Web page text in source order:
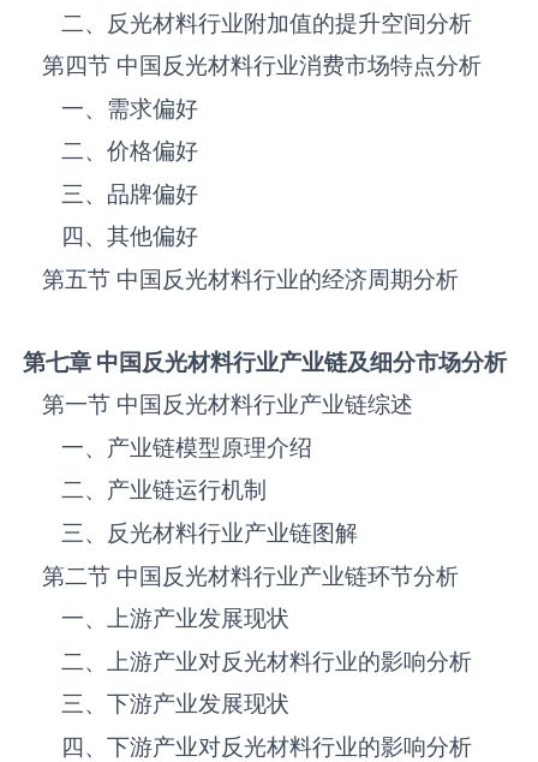
二、反光材料‌‌‌行业附加值的提升空间分析
第四节 中国反光材料‌‌‌行业消费市场特点分析
一、需求偏好
二、价格偏好
三、品牌偏好
四、其他偏好
第五节 中国反光材料‌‌‌行业的经济周期分析
第七章 中国反光材料行业产业链及细分市场分析
第一节 中国反光材料‌‌‌行业产业链综述
一、产业链模型原理介绍
二、产业链运行机制
三、反光材料‌‌‌行业产业链图解
第二节 中国反光材料‌‌‌行业产业链环节分析
一、上游产业发展现状
二、上游产业对反光材料‌‌‌行业的影响分析
三、下游产业发展现状
四、下游产业对反光材料‌‌‌行业的影响分析